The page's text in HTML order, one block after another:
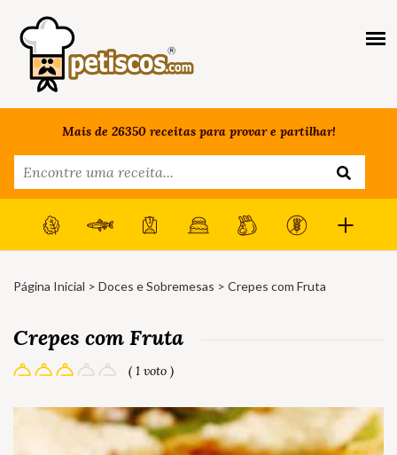
Mais de 26350 receitas para provar e partilhar!
Página Inicial > Doces e Sobremesas > Crepes com Fruta
Crepes com Fruta
( 1 voto )